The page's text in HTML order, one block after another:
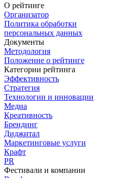
О рейтинге
Организатор
Политика обработки
персональных данных
Документы
Методология
Положение о рейтинге
Категории рейтинга
Эффективность
Стратегия
Технологии и инновации
Медиа
Креативность
Брендинг
Диджитал
Маркетинговые услуги
Крафт
PR
Фестивали и компании